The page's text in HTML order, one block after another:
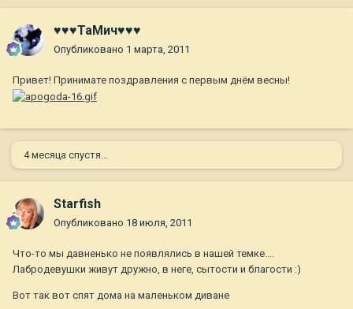
♥♥♥ТаМич♥♥♥
Опубликовано 1 марта, 2011
Привет! Принимате поздравления с первым днём весны!
4 месяца спустя...
Starfish
Опубликовано 18 июля, 2011
Что-то мы давненько не появлялись в нашей темке....
Лабродевушки живут дружно, в неге, сытости и благости :)
Вот так вот спят дома на маленьком диване